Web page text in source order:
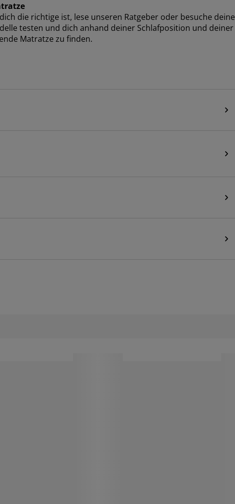
die richtige ist, lese unseren Ratgeber oder besuche deine
testen und dich anhand deiner Schlafposition und deiner
Matratze zu finden.